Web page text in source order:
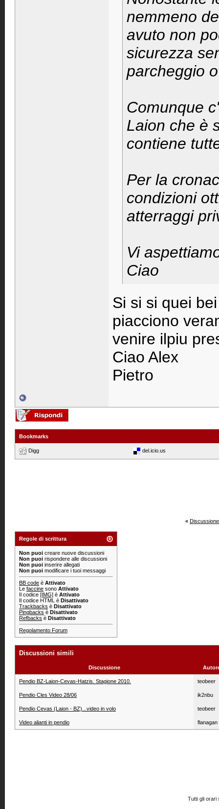
nemmeno
avuto non
sicurezza
parcheggio
Comunque
Laion che è
contiene
Per la
condizioni
atterraggi
Vi
Ciao
Si si si quei
piacciono
venire ilpiu
Ciao Alex
Pietro
Bookmarks
Digg del.icio.us
«
Regole di scrittura
Non puoi creare nuove discussioni
Non puoi rispondere alle discussioni
Non puoi inserire allegati
Non puoi modificare i tuoi messaggi
BB code è Attivato
Le faccine sono Attivato
Il codice [IMG] è Attivato
Il codice HTML è Disattivato
Trackbacks è Disattivato
Pingbacks è Disattivato
Refbacks è Disattivato
Regolamento Forum
Discussioni simili
Discussione
Pendio BZ-Laion-Cevas-Hatzis. Stagione 2010. teobeer
Pendio Cles Video 28/06 ik2nbu
Pendio Cevas (Laion - BZ)...video in volo teobeer
Video alianti in pendio flanagan
Tutti gli orari